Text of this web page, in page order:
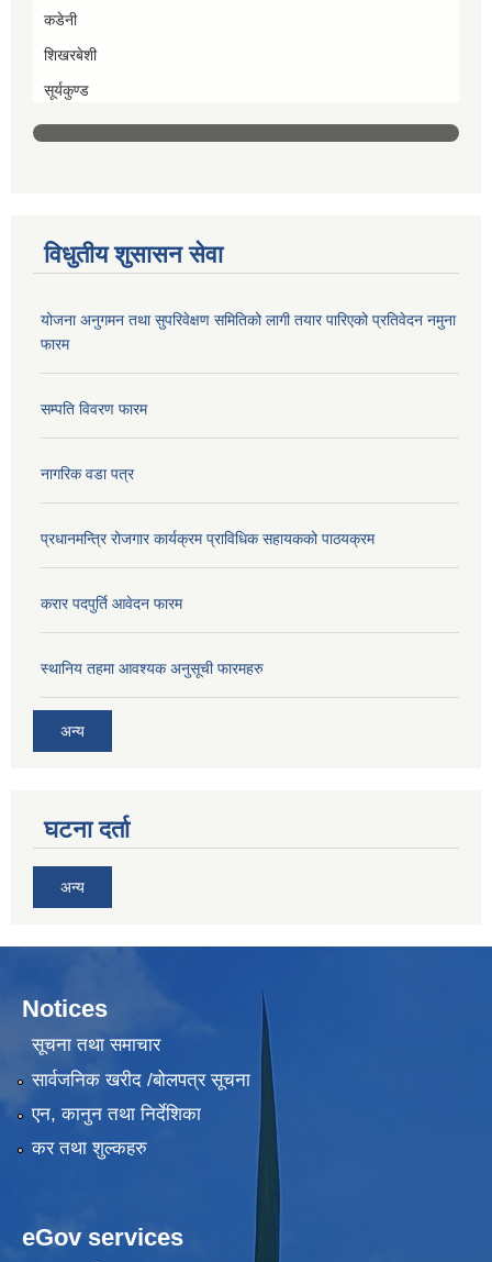
कडेनी
शिखरबेशी
सूर्यकुण्ड
विधुतीय शुसासन सेवा
योजना अनुगमन तथा सुपरिवेक्षण समितिको लागी तयार पारिएको प्रतिवेदन नमुना
फारम
सम्पति विवरण फारम
नागरिक वडा पत्र
प्रधानमन्त्रि रोजगार कार्यक्रम प्राविधिक सहायकको पाठयक्रम
करार पदपुर्ति आवेदन फारम
स्थानिय तहमा आवश्यक अनुसूची फारमहरु
अन्य
घटना दर्ता
अन्य
Notices
सूचना तथा समाचार
सार्वजनिक खरीद /बोलपत्र सूचना
एन, कानुन तथा निर्देशिका
कर तथा शुल्कहरु
eGov services